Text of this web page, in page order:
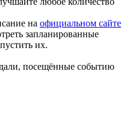
на официальном сайте
запланированные
их.
посещённые событию